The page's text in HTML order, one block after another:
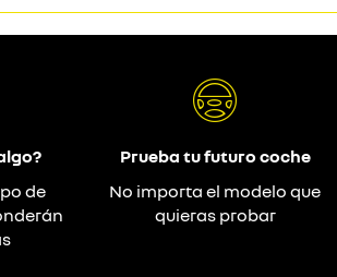
de
Prueba tu futuro coche
No importa el modelo que
quieras probar